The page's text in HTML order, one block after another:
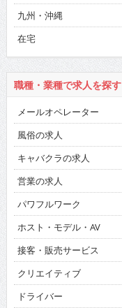
九州・沖縄
在宅
職種・業種で求人を探す
メールオペレーター
風俗の求人
キャバクラの求人
営業の求人
パワフルワーク
ホスト・モデル・AV
接客・販売サービス
クリエイティブ
ドライバー